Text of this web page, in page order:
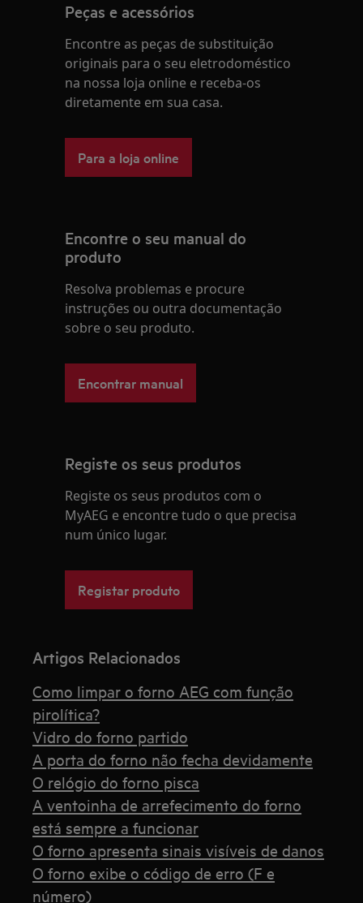
Peças e acessórios
Encontre as peças de substituição
originais para o seu eletrodoméstico
na nossa loja online e receba-os
diretamente em sua casa.
Para a loja online
Encontre o seu manual do
produto
Resolva problemas e procure
instruções ou outra documentação
sobre o seu produto.
Encontrar manual
Registe os seus produtos
Registe os seus produtos com o
MyAEG e encontre tudo o que precisa
num único lugar.
Registar produto
Artigos Relacionados
Como limpar o forno AEG com função
pirolítica?
Vidro do forno partido
A porta do forno não fecha devidamente
O relógio do forno pisca
A ventoinha de arrefecimento do forno
está sempre a funcionar
O forno apresenta sinais visíveis de danos
O forno exibe o código de erro (F e
número)